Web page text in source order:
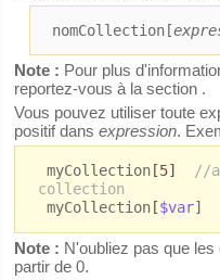
nomCollection[
Note : Pour plus
reportez-vous à la section .
Vous pouvez utiliser toute
positif dans expression.
myCollection[5]
//
collection
myCollection[$var]
Note : N'oubliez pas que
partir de 0.